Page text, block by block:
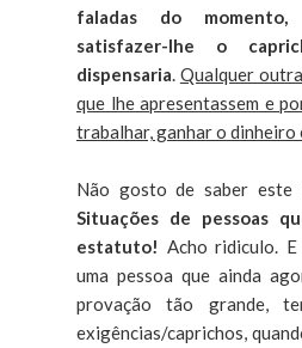
faladas do
satisfazer-lhe o
dispensaria. Qualquer
que lhe apresentassem e
trabalhar, ganhar o dinheiro
Não gosto de saber este
Situações de pessoas
estatuto! Acho ridiculo.
uma pessoa que ainda
provação tão grande,
exigências/caprichos,